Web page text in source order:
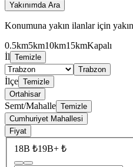
Yakınımda Ara
Konumuna yakın ilanlar için
0.5km5km10km15kmKapalı
İl Temizle
Trabzon
İlçe Temizle
Ortahisar
Semt/Mahalle Temizle
Cumhuriyet Mahallesi
Fiyat
18B ₺19B+ ₺